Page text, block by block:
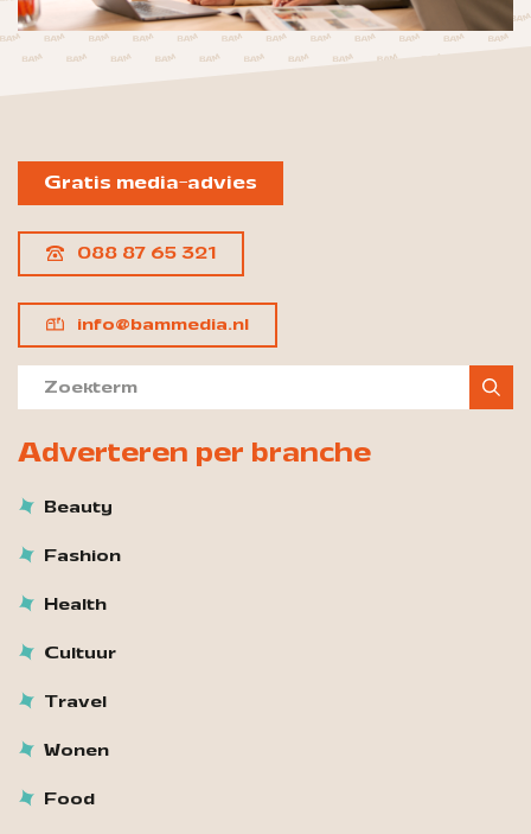
Gratis media-advies
088 87 65 321
info@bammedia.nl
Adverteren per branche
Beauty
Fashion
Health
Cultuur
Travel
Wonen
Food